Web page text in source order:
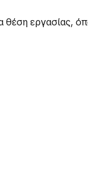
εργασίας,